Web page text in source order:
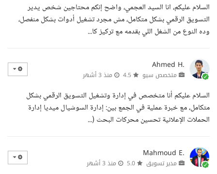
السلام عليكم، انا السيد العجمي، واضح إنكم محتاجين شخص يدير
التسويق الرقمي بشكل متكامل، مش مجرد تشغيل أدوات بشكل منفصل،
وده النوع من الشغل اللي بقدمه مع تركيز كا...
Ahmed H.
متخصص سيو منذ 3 أشهر
السلام عليكم أنا متخصص في إدارة وتشغيل التسويق الرقمي بشكل
متكامل، مع خبرة عملية في الجمع بين: إدارة السوشيال ميديا إدارة
الحملات الإعلانية تحسين محركات البحث (...
Mahmoud E.
مدير تسويق منذ 3 أشهر